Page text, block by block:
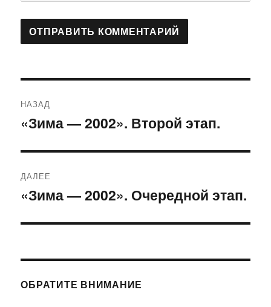
по
НАЗАД
Предыдущая
«Зима — 2002». Второй этап.
ДАЛЕЕ
Следующая
«Зима — 2002». Очередной этап.
ОБРАТИТЕ ВНИМАНИЕ